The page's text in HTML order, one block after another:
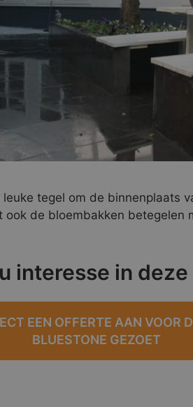
tegel om de binnenplaats
ook de bloembakken betegelen
interesse in
EEN OFFERTE AAN VOOR
BLUESTONE GEZOET